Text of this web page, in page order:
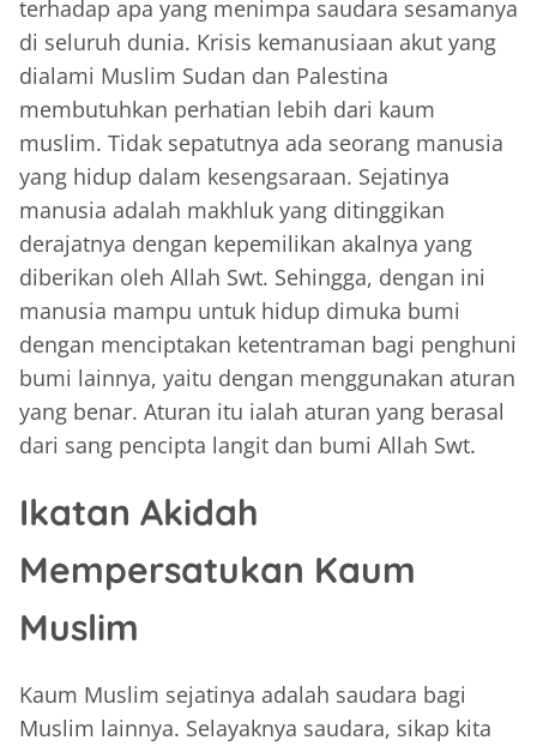
terhadap apa yang menimpa saudara sesamanya
di seluruh dunia. Krisis kemanusiaan akut yang
dialami Muslim Sudan dan Palestina
membutuhkan perhatian lebih dari kaum
muslim. Tidak sepatutnya ada seorang manusia
yang hidup dalam kesengsaraan. Sejatinya
manusia adalah makhluk yang ditinggikan
derajatnya dengan kepemilikan akalnya yang
diberikan oleh Allah Swt. Sehingga, dengan ini
manusia mampu untuk hidup dimuka bumi
dengan menciptakan ketentraman bagi penghuni
bumi lainnya, yaitu dengan menggunakan aturan
yang benar. Aturan itu ialah aturan yang berasal
dari sang pencipta langit dan bumi Allah Swt.
Ikatan Akidah
Mempersatukan Kaum
Muslim
Kaum Muslim sejatinya adalah saudara bagi
Muslim lainnya. Selayaknya saudara, sikap kita